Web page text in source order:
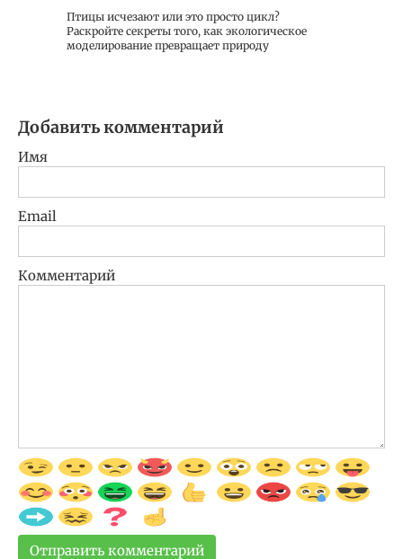
Птицы исчезают или это просто цикл?
Раскройте секреты того, как экологическое
моделирование превращает природу
Добавить комментарий
Имя
Email
Комментарий